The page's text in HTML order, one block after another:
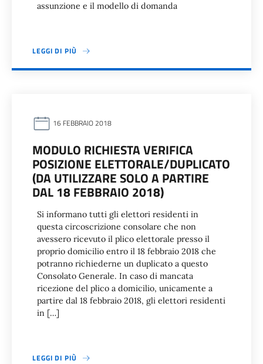
assunzione e il modello di domanda
LEGGI DI PIÙ
16 FEBBRAIO 2018
MODULO RICHIESTA VERIFICA
POSIZIONE ELETTORALE/DUPLICATO
(DA UTILIZZARE SOLO A PARTIRE
DAL 18 FEBBRAIO 2018)
Si informano tutti gli elettori residenti in
questa circoscrizione consolare che non
avessero ricevuto il plico elettorale presso il
proprio domicilio entro il 18 febbraio 2018 che
potranno richiederne un duplicato a questo
Consolato Generale. In caso di mancata
ricezione del plico a domicilio, unicamente a
partire dal 18 febbraio 2018, gli elettori residenti
in […]
LEGGI DI PIÙ